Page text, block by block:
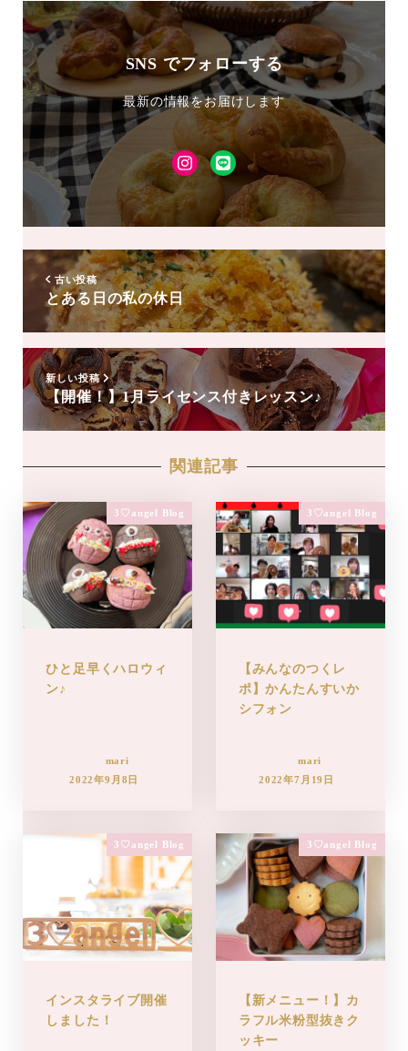
SNS でフォローする
最新の情報をお届けします
Instagram
LINE
友
達
追
加
古い投稿
とある日の私の休日
新しい投稿
【開催！】1月ライセンス付きレッスン♪
関連記事
3♡angel Blog
ひと足早くハロウィ
ン♪
mari
2022年9月8日
3♡angel Blog
【みんなのつくレ
ポ】かんたんすいか
シフォン
mari
2022年7月19日
3♡angel Blog
インスタライブ開催
しました！
3♡angel Blog
【新メニュー！】カ
ラフル米粉型抜きク
ッキー